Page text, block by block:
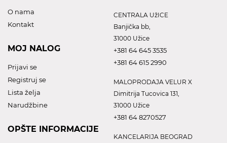
O nama
Kontakt
MOJ NALOG
Prijavi se
Registruj se
Lista želja
Narudžbine
OPŠTE INFORMACIJE
CENTRALA UžICE
Banjička bb,
31000 Užice
+381 64 645 3535
+381 64 615 2990
MALOPRODAJA VELUR X
Dimitrija Tucovica 131,
31000 Užice
+381 64 8270527
KANCELARIJA BEOGRAD